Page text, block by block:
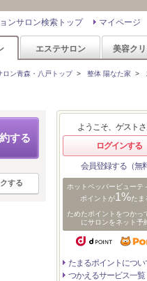
マイページ
ンサロン検索トップ
エステサロン 美容ク
ロン青森・八戸トップ> 整体 陽なた家 >
する
する
ようこそ、ゲストさ
ログインする
会員登録する（無
ホットペッパービューテ
ポイントが1%たま
ためたポイントをつかっ
にサロンをネット予
たまるポイントについ
つかえるサービス一覧